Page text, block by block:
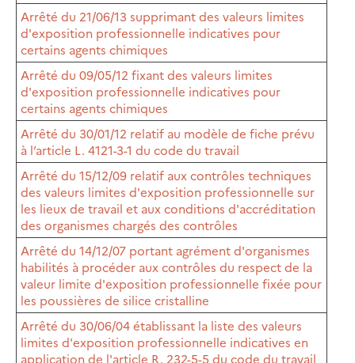
Arrêté du 21/06/13 supprimant des valeurs limites
d'exposition professionnelle indicatives pour
certains agents chimiques
Arrêté du 09/05/12 fixant des valeurs limites
d'exposition professionnelle indicatives pour
certains agents chimiques
Arrêté du 30/01/12 relatif au modèle de fiche prévu
à l’article L. 4121-3-1 du code du travail
Arrêté du 15/12/09 relatif aux contrôles techniques
des valeurs limites d'exposition professionnelle sur
les lieux de travail et aux conditions d'accréditation
des organismes chargés des contrôles
Arrêté du 14/12/07 portant agrément d'organismes
habilités à procéder aux contrôles du respect de la
valeur limite d'exposition professionnelle fixée pour
les poussières de silice cristalline
Arrêté du 30/06/04 établissant la liste des valeurs
limites d'exposition professionnelle indicatives en
application de l'article R. 232-5-5 du code du travail